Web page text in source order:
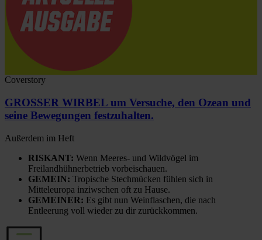
Coverstory
GROSSER WIRBEL um Versuche, den Ozean und
seine Bewegungen festzuhalten.
Außerdem im Heft
RISKANT: Wenn Meeres- und Wildvögel im
Freilandhühnerbetrieb vorbeischauen.
GEMEIN: Tropische Stechmücken fühlen sich in
Mitteleuropa inziwschen oft zu Hause.
GEMEINER: Es gibt nun Weinflaschen, die nach
Entleerung voll wieder zu dir zurückkommen.